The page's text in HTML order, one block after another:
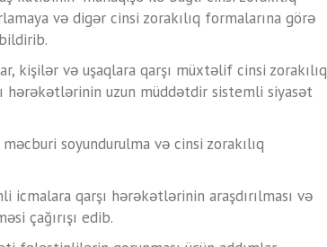
və digər cinsi zorakılıq formalarına görə
kişilər və uşaqlara qarşı müxtəlif cinsi zorakılıq
hərəkətlərinin uzun müddətdir sistemli siyasət
soyundurulma və cinsi zorakılıq
qarşı hərəkətlərinin araşdırılması və
çağırışı edib.